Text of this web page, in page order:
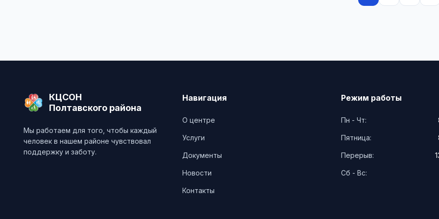
КЦСОН
Полтавского района
Мы работаем для того, чтобы каждый
человек в нашем районе чувствовал
поддержку и заботу.
Навигация
О центре
Услуги
Документы
Новости
Контакты
Режим работы
Пн - Чт:
Пятница:
Перерыв:
Сб - Вс: